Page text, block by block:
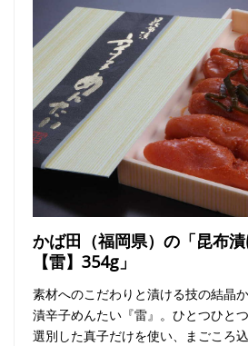
かば田（福岡県）の「昆布
【雷】354g」
素材へのこだわりと漬ける技の結晶
漬辛子めんたい『雷』。ひとつひと
選別した真子だけを使い、まごころ